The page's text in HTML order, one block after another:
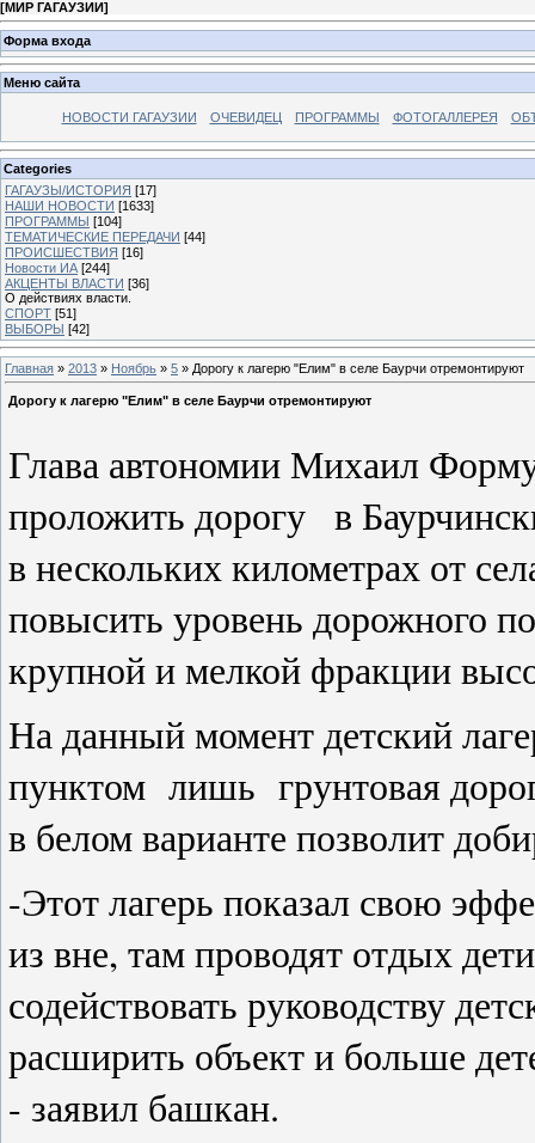
[МИР ГАГАУЗИИ]
Форма входа
Меню сайта
НОВОСТИ ГАГАУЗИИ ОЧЕВИДЕЦ ПРОГРАММЫ ФОТОГАЛЛЕРЕЯ
Categories
ГАГАУЗЫ/ИСТОРИЯ [17]
НАШИ НОВОСТИ [1633]
ПРОГРАММЫ [104]
ТЕМАТИЧЕСКИЕ ПЕРЕДАЧИ [44]
ПРОИСШЕСТВИЯ [16]
Новости ИА [244]
АКЦЕНТЫ ВЛАСТИ [36]
О действиях власти.
СПОРТ [51]
ВЫБОРЫ [42]
Главная » 2013 » Ноябрь » 5 » Дорогу к лагерю "Елим" в селе Баурчи отремонтируют
Дорогу к лагерю "Елим" в селе Баурчи отремонтируют
Глава автономии Михаил
проложить дорогу в
в нескольких километрах от
повысить уровень дорожного
крупной и мелкой фракции
На данный момент детский
пунктом лишь грунтовая
в белом варианте позволит
-Этот лагерь показал свою
из вне, там проводят отдых
содействовать руководству
расширить объект и больше
- заявил башкан.